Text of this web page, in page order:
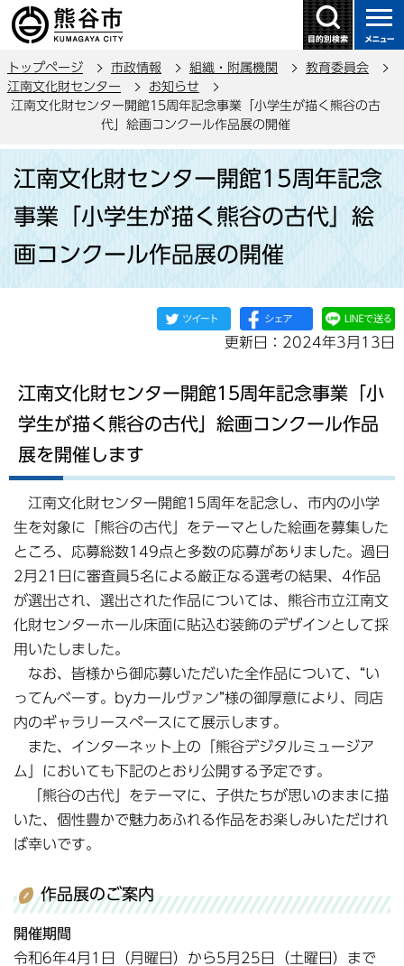
の
ー
ジ
先
トップページ 市政情報 組織・附属機関
教育委員会
江南文化財センター
お知らせ
江南文化財センター開館15周年記念事業「小学生が描く熊谷の古
代」絵画コンクール作品展の開催
江南文化財センター開館15周年記念
事業「小学生が描く熊谷の古代」絵
画コンクール作品展の開催
更新日：2024年3月13日
江南文化財センター開館15周年記念事業「小
学生が描く熊谷の古代」絵画コンクール作品
展を開催します
江南文化財センター開館15周年を記念し、市内の小学
生を対象に「熊谷の古代」をテーマとした絵画を募集した
ところ、応募総数149点と多数の応募がありました。過日
2月21日に審査員5名による厳正なる選考の結果、4作品
が選出され、選出された作品については、熊谷市立江南文
化財センターホール床面に貼込む装飾のデザインとして採
用いたしました。
なお、皆様から御応募いただいた全作品について、“い
ってんベーす。byカールヴァン”様の御厚意により、同店
内のギャラリースペースにて展示します。
また、インターネット上の「熊谷デジタルミュージア
ム」においても下記のとおり公開する予定です。
「熊谷の古代」をテーマに、子供たちが思いのままに描
いた、個性豊かで魅力あふれる作品をお楽しみいただけれ
ば幸いです。
作品展のご案内
開催期間
令和6年4月1日（月曜日）から5月25日（土曜日）まで